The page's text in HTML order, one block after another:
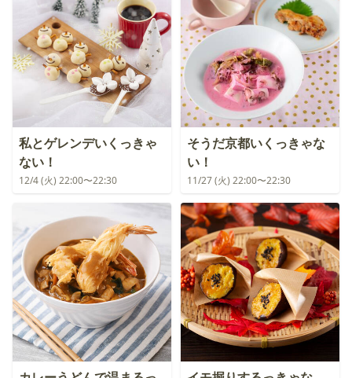
私とゲレンデいくっきゃ
ない！
12/4 (火) 22:00〜22:30
そうだ京都いくっきゃな
い！
11/27 (火) 22:00〜22:30